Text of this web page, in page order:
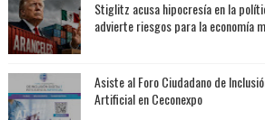
Stiglitz acusa hipocresía en la
advierte riesgos para la economía
Asiste al Foro Ciudadano de
Artificial en Ceconexpo